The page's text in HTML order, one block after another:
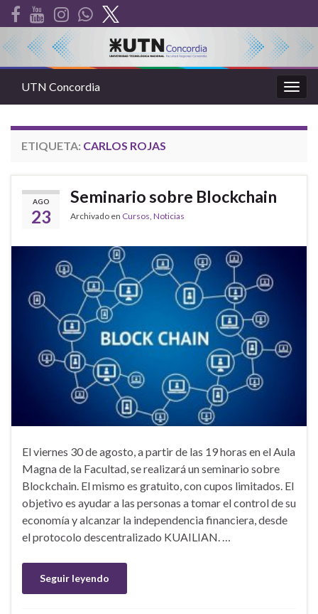
la
UTN Concordia
ETIQUETA: CARLOS ROJAS
AGO
23
Seminario sobre Blockchain
Archivado en Cursos Noticias
El viernes 30 de agosto, a partir de las 19 horas en el Aula
Magna de la Facultad, se realizará un seminario sobre
Blockchain. El mismo es gratuito, con cupos limitados. El
objetivo es ayudar a las personas a tomar el control de su
economía y alcanzar la independencia financiera, desde
el protocolo descentralizado KUAILIAN. …
Seguir leyendo